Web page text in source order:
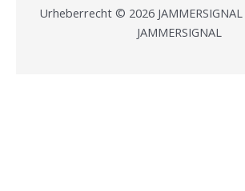
Urheberrecht © 2026
JAMMERSIGNAL